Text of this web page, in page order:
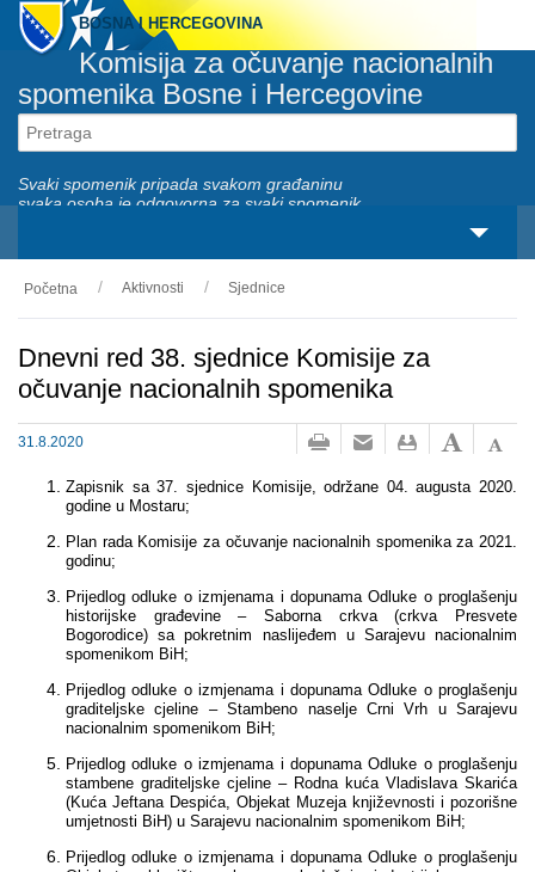
BOSNA I HERCEGOVINA
Komisija za očuvanje nacionalnih
spomenika Bosne i Hercegovine
Svaki spomenik pripada svakom građaninu
svaka osoba je odgovorna za svaki spomenik
O nama
Zakonski okviri
Aktivnosti
Nacionalni spomenici
Servisi
Multimedija
Početna Aktivnosti Sjednice
Dnevni red 38. sjednice Komisije za
očuvanje nacionalnih spomenika
31.8.2020
Zapisnik sa 37. sjednice Komisije, održane 04. augusta 2020.
godine u Mostaru;
Plan rada Komisije za očuvanje nacionalnih spomenika za 2021.
godinu;
Prijedlog odluke o izmjenama i dopunama Odluke o proglašenju
historijske građevine – Saborna crkva (crkva Presvete
Bogorodice) sa pokretnim naslijeđem u Sarajevu nacionalnim
spomenikom BiH;
Prijedlog odluke o izmjenama i dopunama Odluke o proglašenju
graditeljske cjeline – Stambeno naselje Crni Vrh u Sarajevu
nacionalnim spomenikom BiH;
Prijedlog odluke o izmjenama i dopunama Odluke o proglašenju
stambene graditeljske cjeline – Rodna kuća Vladislava Skarića
(Kuća Jeftana Despića, Objekat Muzeja književnosti i pozorišne
umjetnosti BiH) u Sarajevu nacionalnim spomenikom BiH;
Prijedlog odluke oizmjenama i dopunama Odluke o proglašenju